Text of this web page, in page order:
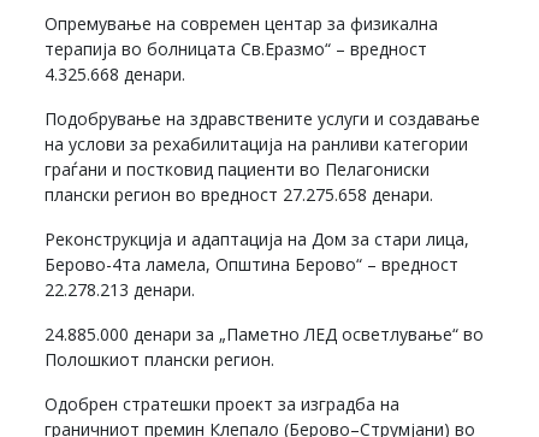
Опремување на современ центар за физикална
терапија во болницата Св.Еразмо“ – вредност
4.325.668 денари.
Подобрување на здравствените услуги и создавање
на услови за рехабилитација на ранливи категории
граѓани и постковид пациенти во Пелагониски
плански регион во вредност 27.275.658 денари.
Реконструкција и адаптација на Дом за стари лица,
Берово-4та ламела, Општина Берово“ – вредност
22.278.213 денари.
24.885.000 денари за „Паметно ЛЕД осветлување“ во
Полошкиот плански регион.
Одобрен стратешки проект за изградба на
граничниот премин Клепало (Берово–Струмјани) во